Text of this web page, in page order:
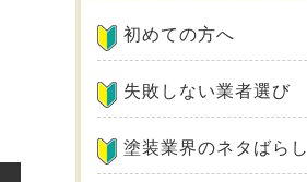
初めての方へ
失敗しない業者選び
塗装業界のネタばらし